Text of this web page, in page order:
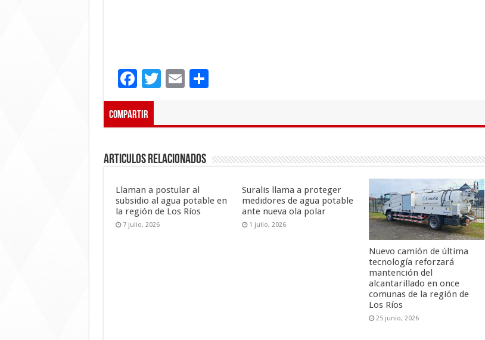
F
ac
e
o
k
T E
C
ar
r
Compartir
Articulos Relacionados
Llaman a postular al
subsidio al agua potable en
la región de Los Ríos
7 julio, 2026
Suralis llama a proteger
medidores de agua potable
ante nueva ola polar
1 julio, 2026
Nuevo camión de última
tecnología reforzará
mantención del
alcantarillado en once
comunas de la región de
Los Ríos
25 junio, 2026